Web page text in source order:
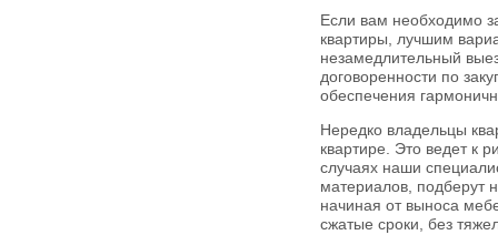
Если вам необходимо
квартиры, лучшим
незамедлительный
договоренности по
обеспечения
Нередко владельцы
квартире. Это ведет к
случаях наши
материалов, подберут
начиная от выноса
сжатые сроки, без